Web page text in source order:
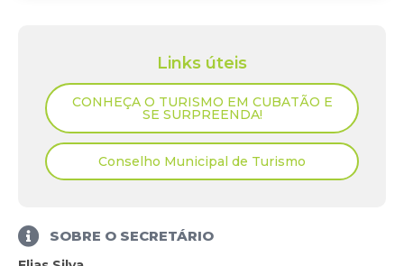
Links úteis
CONHEÇA O TURISMO EM CUBATÃO E
SE SURPREENDA!
Conselho Municipal de Turismo
SOBRE O SECRETÁRIO